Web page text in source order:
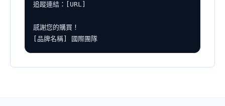
追蹤連結：[URL]
感謝您的購買！
[品牌名稱] 國際團隊